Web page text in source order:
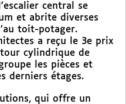
central se
et abrite diverses
toit-potager.
a reçu le 3e prix
cylindrique de
les pièces et
derniers étages.
qui offre un